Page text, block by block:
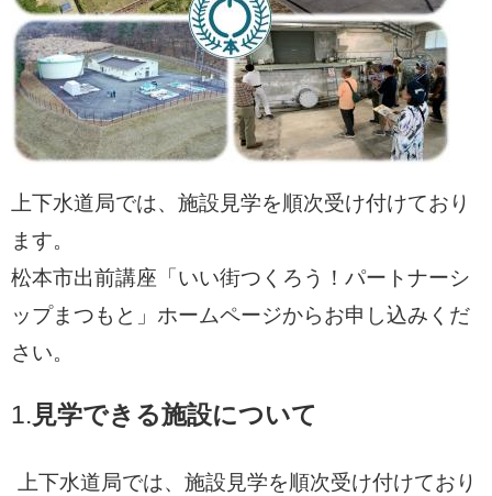
上下水道局では、施設見学を順次受け付けており
ます。
松本市出前講座「いい街つくろう！パートナーシ
ップまつもと」ホームページからお申し込みくだ
さい。
1.見学できる施設について
上下水道局では、施設見学を順次受け付けており